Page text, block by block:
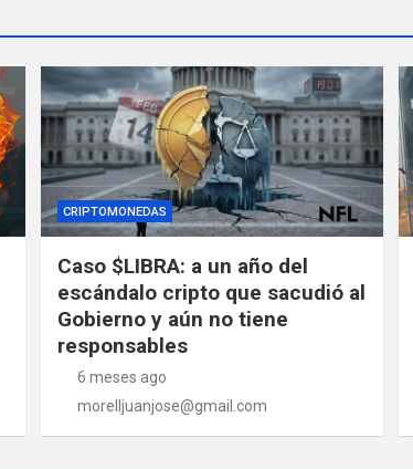
CRIPTOMONEDAS
Caso $LIBRA: a un año del
escándalo cripto que sacudió al
Gobierno y aún no tiene
responsables
6 meses ago
morelljuanjose@gmail.com